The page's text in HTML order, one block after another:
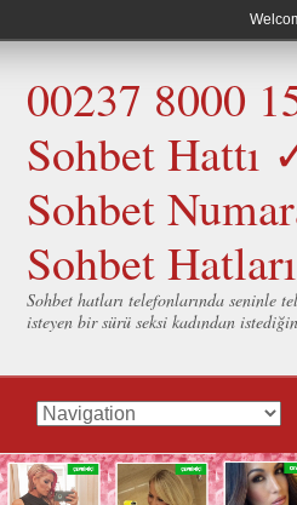
00237 8000
Sohbet Hattı
Sohbet
Sohbet Hatları
Sohbet hatları telefonlarında seninle
isteyen bir sürü seksi kadından